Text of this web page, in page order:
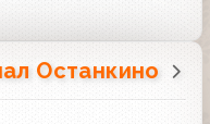
Останкино